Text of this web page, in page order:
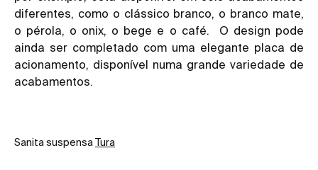
diferentes, como o clássico branco, o branco mate,
o pérola, o onix, o bege e o café. O design pode
ainda ser completado com uma elegante placa de
acionamento , disponível numa grande variedade de
acabamentos.
Sanita suspensaTura